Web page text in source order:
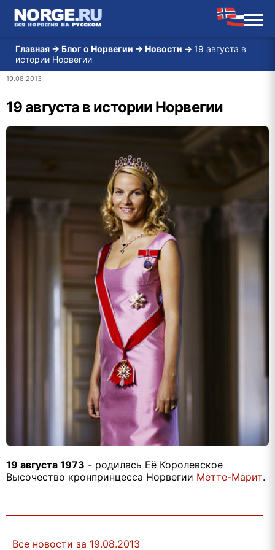
Главная → Блог о Норвегии → Новости → 19 августа в
истории Норвегии
19.08.2013
19 августа в истории Норвегии
19 августа 1973 - родилась Её Королевское
Высочество кронпринцесса Норвегии Метте-Марит.
Все новости за 19.08.2013